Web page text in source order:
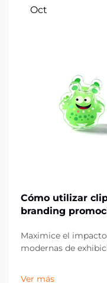
Oct
Cómo utilizar
branding
Maximice el
modernas de
pequeños detalles
Ver más